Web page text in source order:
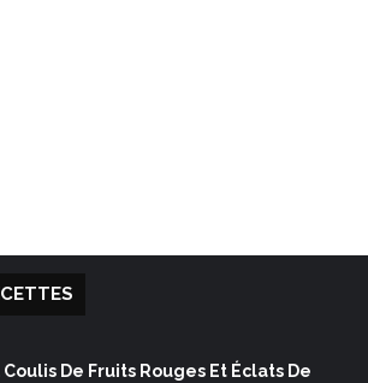
De Fruits Rouges Et Éclats De